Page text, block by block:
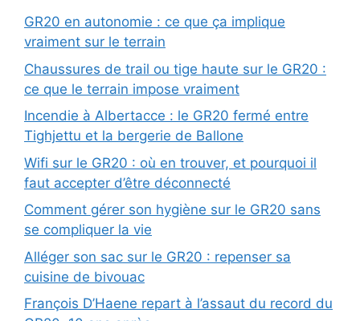
GR20 en autonomie : ce que ça implique
vraiment sur le terrain
Chaussures de trail ou tige haute sur le GR20 :
ce que le terrain impose vraiment
Incendie à Albertacce : le GR20 fermé entre
Tighjettu et la bergerie de Ballone
Wifi sur le GR20 : où en trouver, et pourquoi il
faut accepter d’être déconnecté
Comment gérer son hygiène sur le GR20 sans
se compliquer la vie
Alléger son sac sur le GR20 : repenser sa
cuisine de bivouac
François D’Haene repart à l’assaut du record du